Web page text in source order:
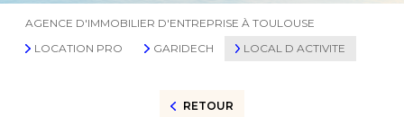
AGENCE D'IMMOBILIER D'ENTREPRISE À TOULOUSE
LOCATION PRO
GARIDECH LOCAL D ACTIVITE
RETOUR